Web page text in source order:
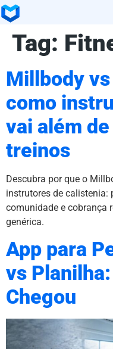
Tag:
Millbody
como
vai além
treinos
Descubra por que o
instrutores de calistenia:
comunidade e cobrança
genérica.
App para
vs
Chegou